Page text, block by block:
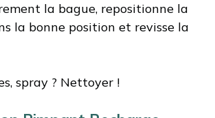
la bague, repositionne la
la bonne position et revisse la
spray ? Nettoyer !